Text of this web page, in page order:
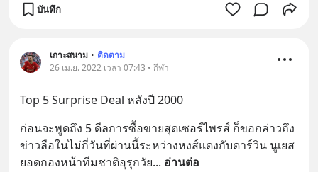
บันทึก
เกาะสนาม • ติดตาม
26 เม.ย. 2022 เวลา 07:43 • กีฬา
Top 5 Surprise Deal หลังปี 2000
ก่อนจะพูดถึง 5 ดีลการซื้อขายสุดเซอร์ไพรส์ ก็ขอกล่าวถึง
ข่าวลือในไม่กี่วันที่ผ่านนี้ระหว่างหงส์แดงกับดาร์วิน นูเยส
ยอดกองหน้าทีมชาติอุรุกวัย... อ่านต่อ